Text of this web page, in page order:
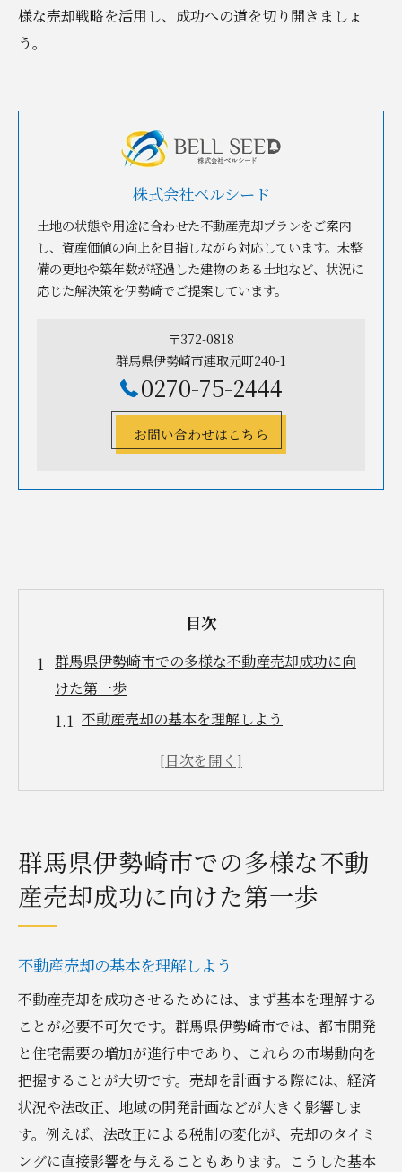
様な売却戦略を活用し、成功への道を切り開きましょ
う。
株式会社ベルシード
土地の状態や用途に合わせた不動産売却プランをご案内
し、資産価値の向上を目指しながら対応しています。未整
備の更地や築年数が経過した建物のある土地など、状況に
応じた解決策を伊勢崎でご提案しています。
〒372-0818
群馬県伊勢崎市連取元町240-1
0270-75-2444
お問い合わせはこちら
目次
群馬県伊勢崎市での多様な不動産売却成功に向
けた第一歩
不動産売却の基本を理解しよう
土地と建物の特性を把握する
成功事例から学ぶ売却ノウハウ
地域市場を活用した不動産売却がもたらす多様
性の力
地域特性を活かした売却戦略
市場動向を踏まえた適切な価格設定
競争力を高めるためのプロモーション
伊勢崎市の不動産需要の傾向
多様性を意識した交渉術
地元の買い手をターゲットにした売却方法
伊勢崎市における不動産売却の最適なタイミン
群馬県伊勢崎市での多様な不動
産売却成功に向けた第一歩
不動産売却の基本を理解しよう
不動産売却を成功させるためには、まず基本を理解する
ことが必要不可欠です。群馬県伊勢崎市では、都市開発
と住宅需要の増加が進行中であり、これらの市場動向を
把握することが大切です。売却を計画する際には、経済
状況や法改正、地域の開発計画などが大きく影響しま
す。例えば、法改正による税制の変化が、売却のタイミ
ングに直接影響を与えることもあります。こうした基本